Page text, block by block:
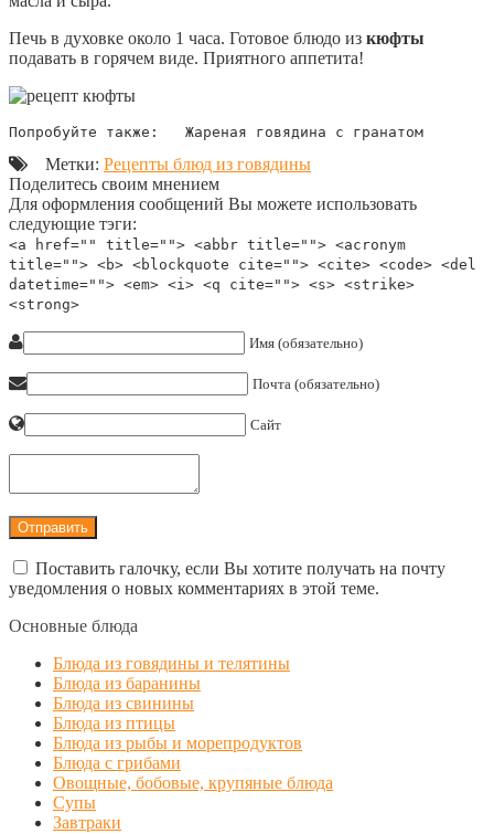
Печь в духовке около 1 часа. Готовое блюдо из кюфты
подавать в горячем виде. Приятного аппетита!
Попробуйте также:   Жареная говядина с гранатом
Метки: Рецепты блюд из говядины
Поделитесь своим мнением
Для оформления сообщений Вы можете использовать
следующие тэги:
<a href="" title=""> <abbr title=""> <acronym
title=""> <b> <blockquote cite=""> <cite> <code> <del
datetime=""> <em> <i> <q cite=""> <s> <strike>
<strong>
Имя (обязательно)
Почта (обязательно)
Сайт
Поставить галочку, если Вы хотите получать на почту
уведомления о новых комментариях в этой теме.
Основные блюда
Блюда из говядины и телятины
Блюда из баранины
Блюда из свинины
Блюда из птицы
Блюда из рыбы и морепродуктов
Блюда с грибами
Овощные, бобовые, крупяные блюда
Супы
Завтраки